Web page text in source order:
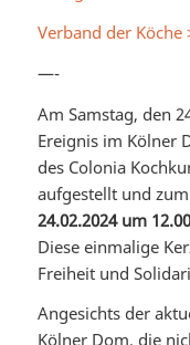
Verband der Köche
—-
Am Samstag, den
Ereignis im Kölner
des Colonia
aufgestellt und
24.02.2024 um
Diese einmalige
Freiheit und
Angesichts der
Kölner Dom, die